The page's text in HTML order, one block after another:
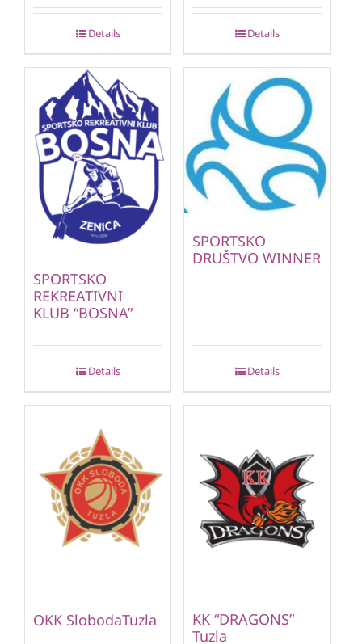
Details Details
SPORTSKO
REKREATIVNI
KLUB “BOSNA”
Details
SPORTSKO
DRUŠTVO WINNER
Details
OKK SlobodaTuzla
KK “DRAGONS”
Tuzla